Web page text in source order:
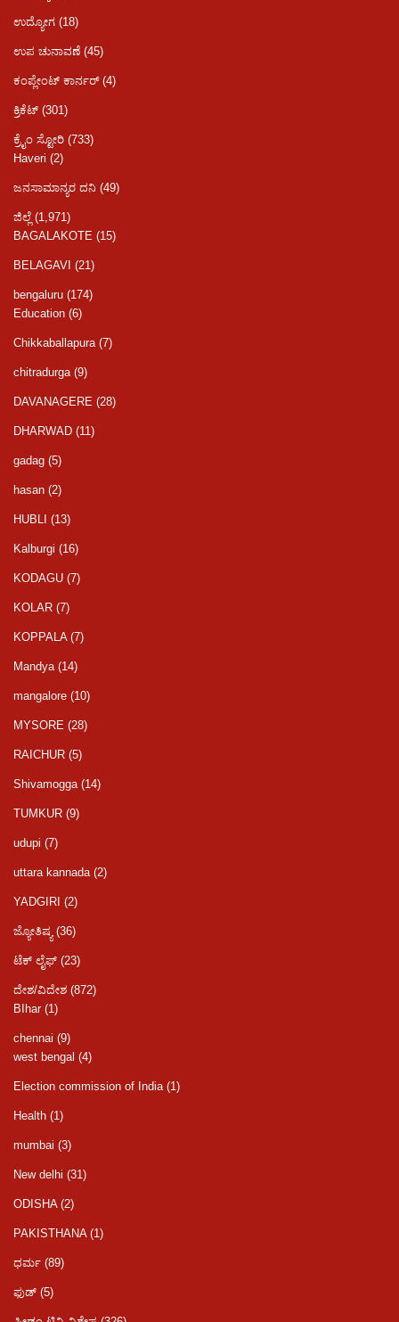
ಉದ್ಯೋಗ (18)
ಉಪ ಚುನಾವಣೆ (45)
ಕಂಪ್ಲೇಂಟ್ ಕಾರ್ನರ್(4)
ಕ್ರಿಕೆಟ್ (301)
ಕ್ರೈಂ ಸ್ಟೋರಿ (733)
Haveri (2)
ಜನಸಾಮಾನ್ಯರ ದನಿ (49)
ಜಿಲ್ಲೆ (1,971)
BAGALAKOTE (15)
BELAGAVI (21)
bengaluru (174)
Education (6)
Chikkaballapura (7)
chitradurga (9)
DAVANAGERE (28)
DHARWAD (11)
gadag (5)
hasan (2)
HUBLI (13)
Kalburgi (16)
KODAGU (7)
KOLAR (7)
KOPPALA(7)
Mandya (14)
mangalore (10)
MYSORE (28)
RAICHUR (5)
Shivamogga (14)
TUMKUR (9)
udupi (7)
uttara kannada (2)
YADGIRI (2)
ಜ್ಯೋತಿಷ್ಯ (36)
ಟೆಕ್ ಲೈಫ್ (23)
ದೇಶ/ವಿದೇಶ (872)
BIhar (1)
chennai (9)
west bengal (4)
Election commission of India (1)
Health (1)
mumbai (3)
New delhi (31)
ODISHA(2)
PAKISTHANA(1)
ಧರ್ಮ (89)
ಫುಡ್​​ (5)